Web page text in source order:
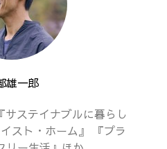
雄一郎
ステイナブルに暮らし
スト・ホーム』 『プラ